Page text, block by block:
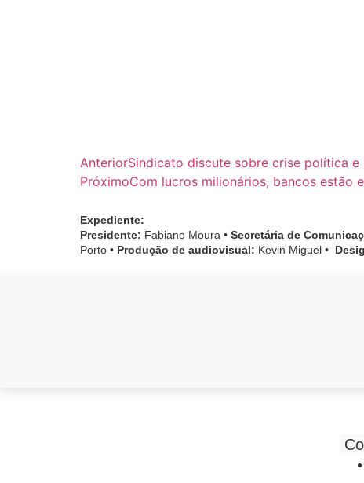
AnteriorSindicato discute sobre crise política e
PróximoCom lucros milionários, bancos estão
Expediente:
Presidente: Fabiano Moura • Secretária de
Porto • Produção de audiovisual: Kevin Miguel •